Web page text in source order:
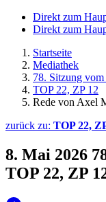
Direkt zum
Direkt zum
Startseite
Mediathek
78. Sitzung
TOP 22, ZP 12
Rede von Axel
zurück zu: TOP 22,
8. Mai 2026
TOP 22, ZP